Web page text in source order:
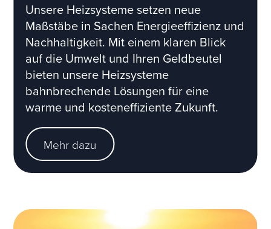
Unsere Heizsysteme setzen neue
Maßstäbe in Sachen Energieeffizienz und
Nachhaltigkeit. Mit einem klaren Blick
auf die Umwelt und Ihren Geldbeutel
bieten unsere Heizsysteme
bahnbrechende Lösungen für eine
warme und kosteneffiziente Zukunft.
Mehr dazu